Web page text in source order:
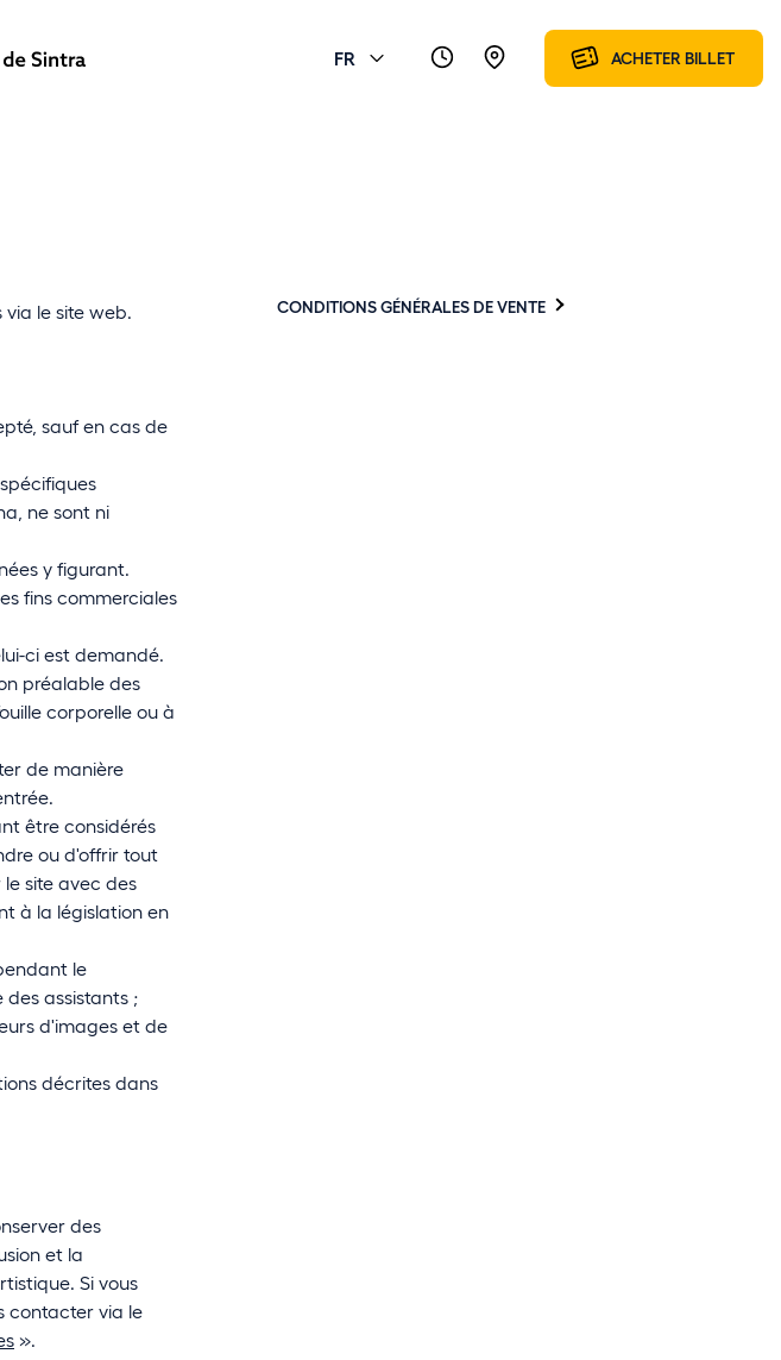
FR ACHETER BILLET
le site web.
sauf en cas de
ne sont ni
y figurant.
fins commerciales
ci est demandé.
préalable des
corporelle ou à
de manière
être considérés
ou d'offrir tout
site avec des
à la législation en
le
assistants ;
d'images et de
décrites dans
des
et la
Si vous
contacter via le
».
CONDITIONS GÉNÉRALES DE VENTE